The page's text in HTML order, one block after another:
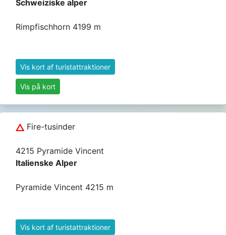
Schweiziske alper
Rimpfischhorn 4199 m
Vis kort af turistattraktioner
Vis på kort
Fire-tusinder
4215 Pyramide Vincent
Italienske Alper
Pyramide Vincent 4215 m
Vis kort af turistattraktioner